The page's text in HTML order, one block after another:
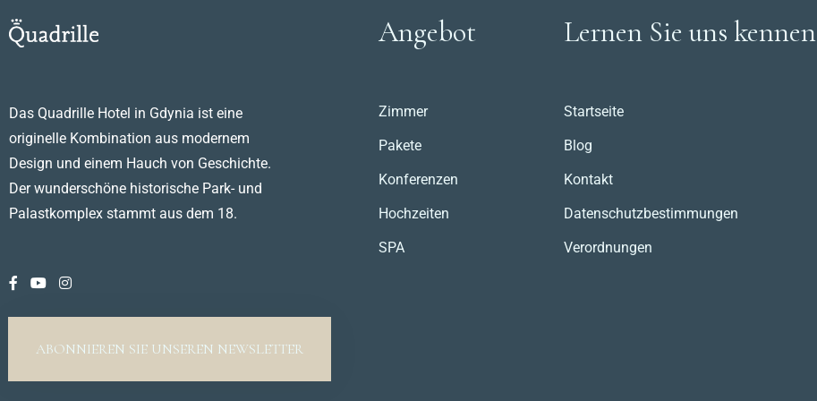
Das Quadrille Hotel in Gdynia ist eine
originelle Kombination aus modernem
Design und einem Hauch von Geschichte.
Der wunderschöne historische Park- und
Palastkomplex stammt aus dem 18.
ABONNIEREN SIE UNSEREN NEWSLETTER
Angebot
Zimmer
Pakete
Konferenzen
Hochzeiten
SPA
Lernen Sie uns kennen
Startseite
Blog
Kontakt
Datenschutzbestimmungen
Verordnungen